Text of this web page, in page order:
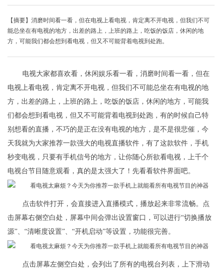
【摘要】消磨时间看一看，但在电视上看电视，肯定离不开电视，但我们不可
能总坐在有电视的地方，出差的路上，上班的路上，吃饭的饭店，休闲的地
方，可能我们都会想到看电视，但又不可能背着电视到处跑。
电视大家都喜欢看，休闲娱乐看一看，消磨时间看一看，但在
电视上看电视，肯定离不开电视，但我们不可能总坐在有电视的地
方，出差的路上，上班的路上，吃饭的饭店，休闲的地方，可能我
们都会想到看电视，但又不可能背着电视到处跑，有的时候自己特
别想看的直播，不巧的是正在没有电视的地方，是不是很悲催，今
天我就为大家推荐一款强大的电视直播软件，有了这款软件，手机
秒变电视，只要有手机信号的地方，让你随心所欲看电视，上千个
电视台节目随意观看，真的是太强大了！先看看软件界面吧。
点击软件打开，会直接进入直播模式，播放起来非常流畅。点
击屏幕右侧空白处，屏幕中间会弹出设置窗口，可以进行“切换播放
源”、“清晰度设置”、“开机启动”等设置，功能很完善。
点击屏幕左侧空白处，会列出了所有的电视台列表，上下滑动